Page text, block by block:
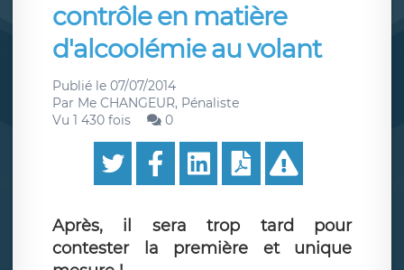
contrôle en matière
d'alcoolémie au volant
Publié le 07/07/2014
Par Me CHANGEUR, Pénaliste
Vu 1 430 fois
0
Après, il sera trop tard pour
contester la première et unique